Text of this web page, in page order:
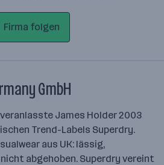
Firma folgen
GmbH
veranlasste James Holder 2003
Trend-Labels Superdry.
aus UK: lässig,
abgehoben. Superdry vereint